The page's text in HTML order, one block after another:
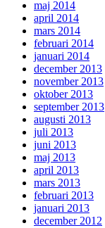
maj 2014
april 2014
mars 2014
februari 2014
januari 2014
december 2013
november 2013
oktober 2013
september 2013
augusti 2013
juli 2013
juni 2013
maj 2013
april 2013
mars 2013
februari 2013
januari 2013
december 2012